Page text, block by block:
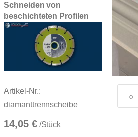
Schneiden von
beschichteten Profilen
Artikel-Nr.:
diamanttrennscheibe
14,05 € /Stück